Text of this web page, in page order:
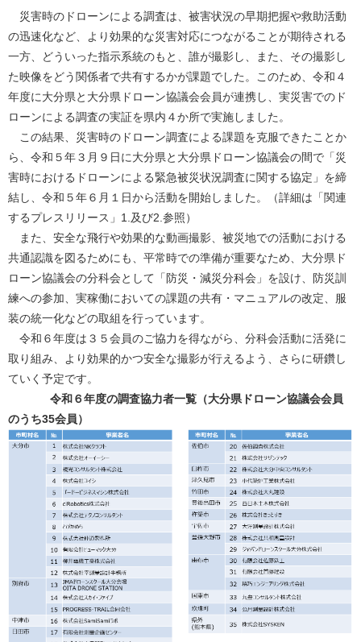
災害時のドローンによる調査は、被害状況の早期把握や救助活動
の迅速化など、より効果的な災害対応につながることが期待される
一方、どういった指示系統のもと、誰が撮影し、また、その撮影し
た映像をどう関係者で共有するかが課題でした。このため、令和４
年度に大分県と大分県ドローン協議会会員が連携し、実災害でのド
ローンによる調査の実証を県内４か所で実施しました。
この結果、災害時のドローン調査による課題を克服できたことか
ら、令和５年３月９日に大分県と大分県ドローン協議会の間で「災
害時におけるドローンによる緊急被災状況調査に関する協定」を締
結し、令和５年６月１日から活動を開始しました。（詳細は「関連
するプレスリリース」1.及び2.参照）
また、安全な飛行や効果的な動画撮影、被災地での活動における
共通認識を図るためにも、平常時での準備が重要なため、大分県ド
ローン協議会の分科会として「防災・減災分科会」を設け、防災訓
練への参加、実稼働においての課題の共有・マニュアルの改定、服
装の統一化などの取組を行っています。
令和６年度は３５会員のご協力を得ながら、分科会活動に活発に
取り組み、より効果的かつ安全な撮影が行えるよう、さらに研鑽し
ていく予定です。
令和６年度の調査協力者一覧（大分県ドローン協議会会員
のうち35会員）